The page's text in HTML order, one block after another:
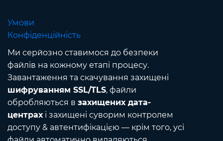
Умови
Конфіденційність
Ми серйозно ставимося до безпеки
файлів на кожному етапі процесу.
Завантаження та скачування захищені
шифруванням SSL/TLS, файли
обробляються в захищених дата-
центрахі захищені суворим контролем
доступу & автентифікацією — крім того, усі